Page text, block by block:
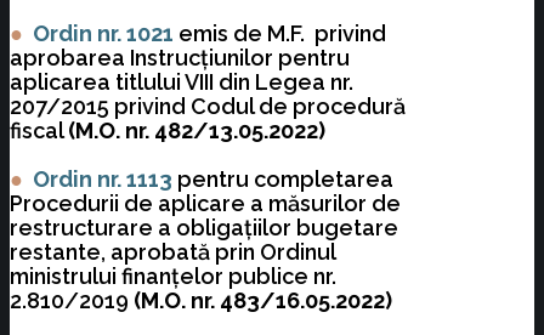
● Ordin nr. 1021 emis de M.F. privind
aprobarea Instrucţiunilor pentru
aplicarea titlului VIII din Legea nr.
207/2015 privind Codul de procedură
fiscal(M.O. nr. 482/13.05.2022)
● Ordin nr. 1113 pentru completarea
Procedurii de aplicare a măsurilor de
restructurare a obligaţiilor bugetare
restante, aprobată prin Ordinul
ministrului finanţelor publice nr.
2.810/2019 (M.O. nr. 483/16.05.2022)